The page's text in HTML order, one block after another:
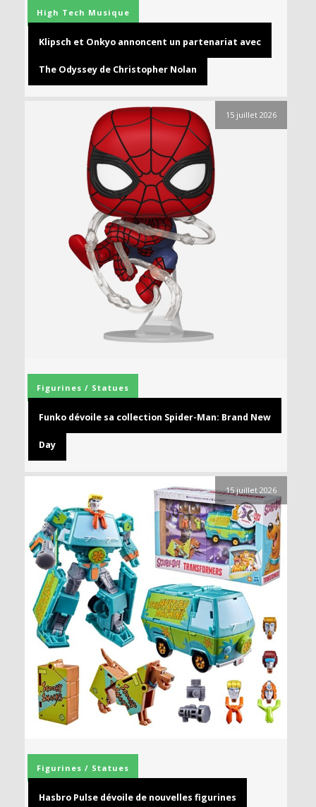
High Tech Musique
Klipsch et Onkyo annoncent un partenariat avec
The Odyssey de Christopher Nolan
15 juillet 2026
Figurines / Statues
Funko dévoile sa collection Spider-Man: Brand New
Day
15 juillet 2026
Figurines / Statues
Hasbro Pulse dévoile de nouvelles figurines